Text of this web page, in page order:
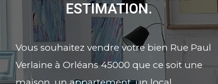
ESTIMATION.
Vous souhaitez vendre votre bien Rue Paul
Verlaine à Orléans 45000 que ce soit une